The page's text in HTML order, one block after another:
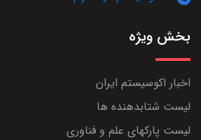
بخش ویژه
اخبار اکوسیستم ایران
لیست شتابدهنده ها
لیست پارکهای علم و فناوری